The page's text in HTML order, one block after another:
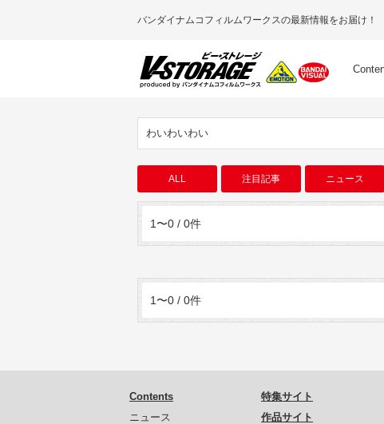
バンダイナムコフィルムワークスの最新情報をお届け！
わいわいわい
ALL 注目記事 ニュース
1〜0 / 0件
1〜0 / 0件
Contents
ニュース
特集サイト
作品サイト